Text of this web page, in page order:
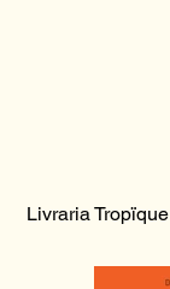
Livraria Tropïque